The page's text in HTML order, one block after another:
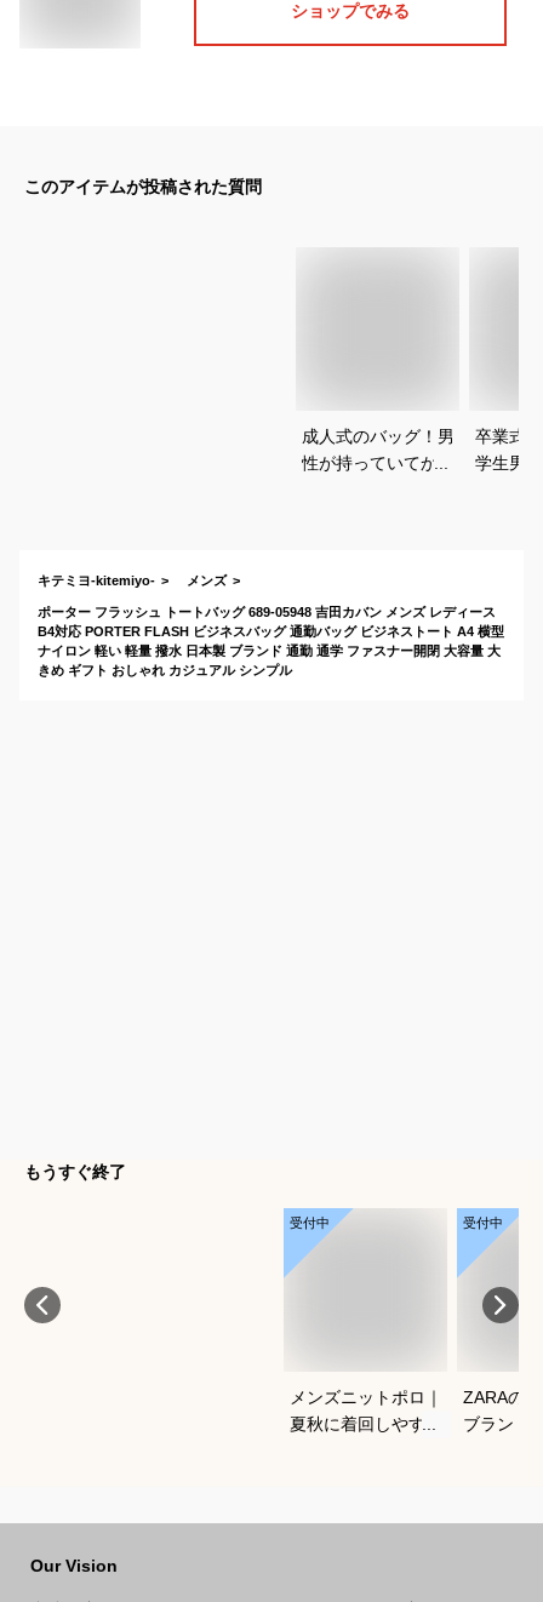
ショップでみる
このアイテムが投稿された質問
成人式のバッグ！男
性が持っていてかっ
卒業式
学生男
キテミヨ-kitemiyo- メンズ
ポーター フラッシュ トートバッグ 689-05948 吉田カバン メンズ レディース
B4対応 PORTER FLASH ビジネスバッグ 通勤バッグ ビジネストート A4 横型
ナイロン 軽い 軽量 撥水 日本製 ブランド 通勤 通学 ファスナー開閉 大容量 大
きめ ギフト おしゃれ カジュアル シンプル
もうすぐ終了
受付中
メンズニットポロ｜
夏秋に着回しやすい
受付中
ZARAの
ブランド
Our Vision